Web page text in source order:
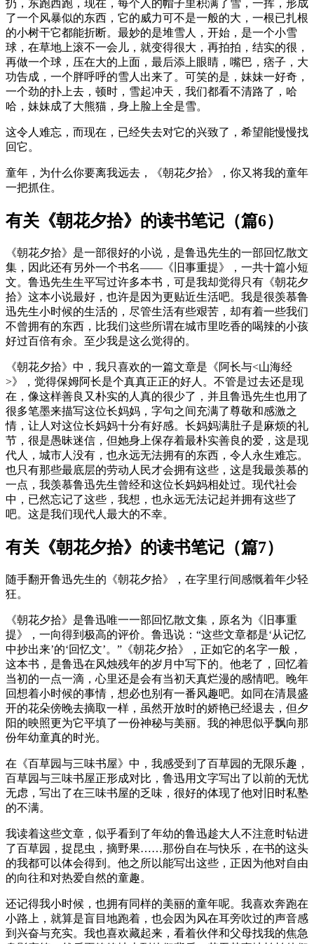
扔，东跑西跑，现在，每个人的帽子里积满了雪，一挥，形成
了一个风暴似的东西，它的威力可不是一般的大，一根已扎根
的小树干它都能折断。最妙的是堆雪人，开始，是一个小雪
球，在草地上滚不一会儿，就变得很大，再拍拍，结实的很，
再做一个球，压在大的上面，最后添上眼睛，嘴巴，痞子，大
功告成，一个胖呼呼的雪人出来了。可笑的是，妹妹一好奇，
一个劲的扑上去，顿时，雪起冲天，我们都看不清路了，哈
哈，妹妹成了大熊猫，身上脸上全是雪。
这令人难忘，而现在，已经失去对它的兴致了，希望能慢慢找
回它。
童年，为什么你要离我远去，《朝花夕拾》，你又将我的童年
一把抓住。
有关《朝花夕拾》的读书笔记（篇6）
《朝花夕拾》是一部很好的小说，是鲁迅先生的一部回忆散文
集，因此还有另外一个书名——《旧事重提》，一共十篇小短
文。鲁迅先生生平写过许多本书，可是我却觉得只有《朝花夕
拾》这本小说最好，也许是因为更贴近生活吧。我是很羡慕鲁
迅先生小时候的生活的，尽管生活有些艰苦，却有着一些我们
不曾拥有的东西，比我们这些所谓在城市里吃香的喝辣的小孩
好过百倍有余。至少我是这么觉得的。
《朝花夕拾》中，我只喜欢的一篇文章是《阿长与<山海经
>》，觉得保姆阿长是个真真正正的好人。不管是过去还是现
在，像这样善良又朴实的人真的很少了，并且鲁迅先生也用了
很多笔墨来描写这位长妈妈，字句之间充满了尊敬和感激之
情，让人对这位长妈妈十分有好感。长妈妈满肚子是麻烦的礼
节，很是愚昧迷信，但她身上保存着最朴实善良的爱，这是现
代人，城市人没有，也永远无法拥有的东西，令人永生难忘。
也只有那些最底层的劳动人民才会拥有这些，这是我最羡慕的
一点，我羡慕鲁迅先生曾经和这位长妈妈相处过。现代社会
中，已然忘记了这些，我想，也永远无法记起并拥有这些了
吧。这是我们现代人最大的不幸。
有关《朝花夕拾》的读书笔记（篇7）
随手翻开鲁迅先生的《朝花夕拾》，在字里行间感慨着年少轻
狂。
《朝花夕拾》是鲁迅唯一一部回忆散文集，原名为《旧事重
提》，一向得到极高的评价。鲁迅说：“这些文章都是‘从记忆
中抄出来’的‘回忆文’。”《朝花夕拾》，正如它的名字一般，
这本书，是鲁迅在风烛残年的岁月中写下的。他老了，回忆着
当初的一点一滴，心里还是会有当初天真烂漫的感情吧。晚年
回想着小时候的事情，想必也别有一番风趣吧。如同在清晨盛
开的花朵傍晚去摘取一样，虽然开放时的娇艳已经退去，但夕
阳的映照更为它平填了一份神秘与美丽。我的神思似乎飘向那
份年幼童真的时光。
在《百草园与三味书屋》中，我感受到了百草园的无限乐趣，
百草园与三味书屋正形成对比，鲁迅用文字写出了以前的无忧
无虑，写出了在三味书屋的乏味，很好的体现了他对旧时私塾
的不满。
我读着这些文章，似乎看到了年幼的鲁迅趁大人不注意时钻进
了百草园，捉昆虫，摘野果……那份自在与快乐，在书的这头
的我都可以体会得到。他之所以能写出这些，正因为他对自由
的向往和对热爱自然的童趣。
还记得我小时候，也拥有同样的美丽的童年呢。我喜欢奔跑在
小路上，就算是盲目地跑着，也会因为风在耳旁吹过的声音感
到兴奋与充实。我也喜欢藏起来，看着伙伴和父母找我的焦急